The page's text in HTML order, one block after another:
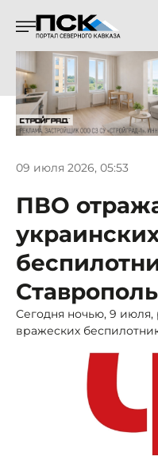
09 июля 2026, 05:53
ПВО
Ставрополь
Сегодня ночью, 9 июля,
вражеских